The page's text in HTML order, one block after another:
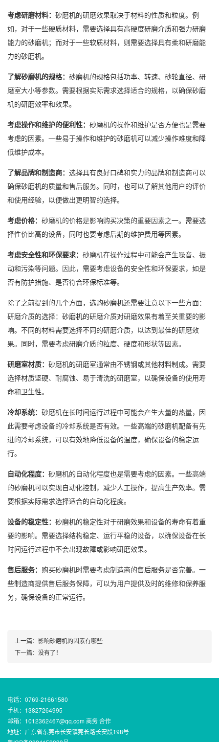
考虑研磨材料： 砂磨机的研磨效果取决于材料的性质和粒度。例
如，对于一些硬质材料，需要选择具有高硬度研磨介质和强力研磨
能力的砂磨机；而对于一些软质材料，则需要选择具有柔和研磨能
力的砂磨机。
了解砂磨机的规格： 砂磨机的规格包括功率、转速、砂轮直径、研
磨室大小等参数。需要根据实际需求选择适合的规格，以确保砂磨
机的研磨效率和效果。
考虑操作和维护的便利性： 砂磨机的操作和维护是否方便也是需要
考虑的因素。一些易于操作和维护的砂磨机可以减少操作难度和降
低维护成本。
了解品牌和制造商： 选择具有良好口碑和实力的品牌和制造商可以
确保砂磨机的质量和售后服务。同时，也可以了解其他用户的评价
和使用经验，以便做出更明智的选择。
考虑价格： 砂磨机的价格是影响购买决策的重要因素之一。需要选
择性价比高的设备，同时也要考虑后期的维护费用等因素。
考虑安全性和环保要求： 砂磨机在操作过程中可能会产生噪音、振
动和污染等问题。因此，需要考虑设备的安全性和环保要求，如是
否有防护措施、是否符合环保标准等。
除了之前提到的几个方面，选购砂磨机还需要注意以下一些方面：
研磨介质的选择：砂磨机的研磨介质对研磨效果有着至关重要的影
响。不同的材料需要选择不同的研磨介质，以达到最佳的研磨效
果。同时，需要考虑研磨介质的粒度、硬度和形状等因素。
研磨室材质： 砂磨机的研磨室通常由不锈钢或其他材料制成。需要
选择材质坚硬、耐腐蚀、易于清洗的研磨室，以确保设备的使用寿
命和卫生性。
冷却系统： 砂磨机在长时间运行过程中可能会产生大量的热量，因
此需要考虑设备的冷却系统是否有效。一些高端的砂磨机配备有先
进的冷却系统，可以有效地降低设备的温度，确保设备的稳定运
行。
自动化程度： 砂磨机的自动化程度也是需要考虑的因素。一些高端
的砂磨机可以实现自动化控制，减少人工操作，提高生产效率。需
要根据实际需求选择适合的自动化程度。
设备的稳定性： 砂磨机的稳定性对于研磨效果和设备的寿命有着重
要的影响。需要选择结构稳定、运行平稳的设备，以确保设备在长
时间运行过程中不会出现故障或影响研磨效果。
售后服务： 购买砂磨机时需要考虑制造商的售后服务是否完善。一
些制造商提供售后服务保障，可以为用户提供及时的维修和保养服
务，确保设备的正常运行。
上一篇： 影响砂磨机的因素有哪些
下一篇：没有了！
电话：0769-21661580
手机：13827264995
邮箱：1012362467@qq.com 商务 合作
地址：广东省东莞市长安镇莞长路长安段198号